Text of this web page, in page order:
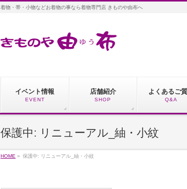
着物・帯・小物などお着物の事なら着物専門店 きものや由布へ
イベント情報
EVENT
店舗紹介
SHOP
よくあるご
Q&A
保護中: リニューアル_紬・小紋
HOME » 保護中: リニューアル_紬・小紋